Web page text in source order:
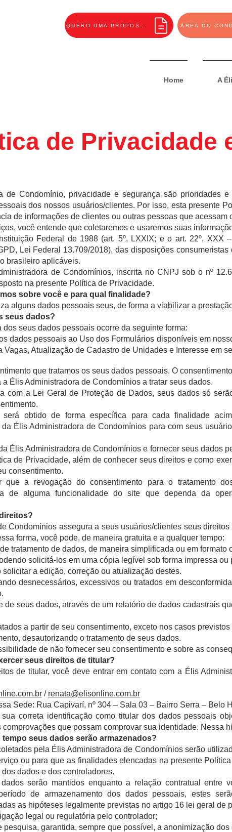
Home A
ÁREA DO
de Privacidade
de Condomínio, privacidade e segurança são prioridades
dos nossos usuários/clientes. Por isso, esta presente
de informações de clientes ou outras pessoas que acessam
você entende que coletaremos e usaremos suas
Federal de 1988 (art. 5º, LXXIX; e o art. 22º, XXX
Lei Federal 13.709/2018), das disposições
brasileiro aplicáveis.
de Condomínios, inscrita no CNPJ sob o nº
na presente Política de Privacidade.
sobre você e para qual finalidade?
alguns dados pessoais seus, de forma a viabilizar a
seus dados?
dos seus dados pessoais ocorre da seguinte forma:
dados pessoais ao Uso dos Formulários disponíveis em
Vagas, Atualização de Cadastro de Unidades e Interesse em
que tratamos os seus dados pessoais. O
Élis Administradora de Condomínios a tratar seus dados.
com a Lei Geral de Proteção de Dados, seus dados só
será obtido de forma específica para cada finalidade
Élis Administradora de Condomínios para com seus
Élis Administradora de Condomínios e fornecer seus dados
de Privacidade, além de conhecer seus direitos e como
consentimento.
que a revogação do consentimento para o tratamento
de alguma funcionalidade do site que dependa da
Condomínios assegura a seus usuários/clientes seus
forma, você pode, de maneira gratuita e a qualquer tempo:
tratamento de dados, de maneira simplificada ou em formato
solicitá-los em uma cópia legível sob forma impressa
a edição, correção ou atualização destes.
desnecessários, excessivos ou tratados em
de seus dados, através de um relatório de dados cadastrais
a partir de seu consentimento, exceto nos casos previstos
desautorizando o tratamento de seus dados.
de não fornecer seu consentimento e sobre as
seus direitos de titular?
de titular, você deve entrar em contato com a Élis
/ renata@elisonline.com.br
Sede: Rua Capivarí, nº 304 – Sala 03 – Bairro Serra – Belo
correta identificação como titular dos dados pessoais
que possam comprovar sua identidade. Nessa
seus dados serão armazenados?
pela Élis Administradora de Condomínios serão
ou para que as finalidades elencadas na presente
dados e dos controladores.
serão mantidos enquanto a relação contratual entre
de armazenamento dos dados pessoais, estes
as hipóteses legalmente previstas no artigo 16 lei geral de
legal ou regulatória pelo controlador;
pesquisa, garantida, sempre que possível, a anonimização